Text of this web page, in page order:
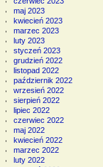
maj 2023
kwiecień 2023
marzec 2023
luty 2023
styczeń 2023
grudzień 2022
listopad 2022
październik 2022
wrzesień 2022
sierpień 2022
lipiec 2022
czerwiec 2022
maj 2022
kwiecień 2022
marzec 2022
luty 2022